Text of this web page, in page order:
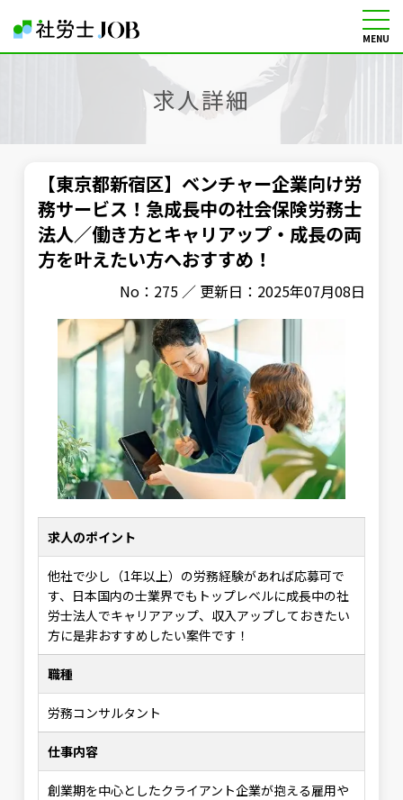
社労士の転職・求人情報サイト MENU
求人詳細
【東京都新宿区】ベンチャー企業向け労
務サービス！急成長中の社会保険労務士
法人／働き方とキャリアップ・成長の両
方を叶えたい方へおすすめ！
No：275 ／ 更新日：2025年07月08日
求人のポイント
他社で少し（1年以上）の労務経験があれば応募可で
す、日本国内の士業界でもトップレベルに成長中の社
労士法人でキャリアアップ、収入アップしておきたい
方に是非おすすめしたい案件です！
職種
労務コンサルタント
仕事内容
創業期を中心としたクライアント企業が抱える雇用や